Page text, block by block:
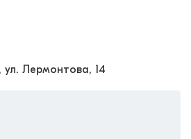
ул. Лермонтова, 14